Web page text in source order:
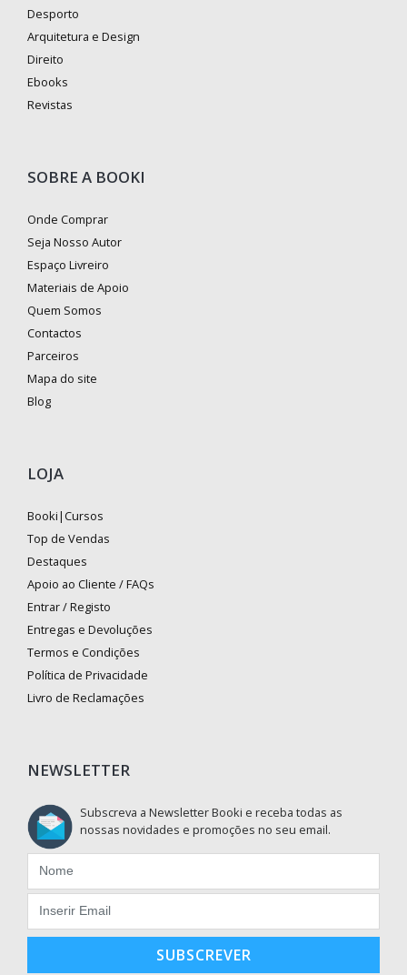
Desporto
Arquitetura e Design
Direito
Ebooks
Revistas
SOBRE A BOOKI
Onde Comprar
Seja Nosso Autor
Espaço Livreiro
Materiais de Apoio
Quem Somos
Contactos
Parceiros
Mapa do site
Blog
LOJA
Booki|Cursos
Top de Vendas
Destaques
Apoio ao Cliente / FAQs
Entrar / Registo
Entregas e Devoluções
Termos e Condições
Política de Privacidade
Livro de Reclamações
NEWSLETTER
Subscreva a Newsletter Booki e receba todas as
nossas novidades e promoções no seu email.
SUBSCREVER